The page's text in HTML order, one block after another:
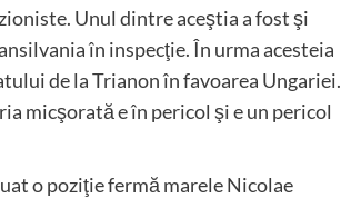
Unul dintre aceştia a fost şi
în inspecţie. În urma acesteia
de la Trianon în favoarea Ungariei.
micşorată e în pericol şi e un pericol
o poziţie fermă marele Nicolae